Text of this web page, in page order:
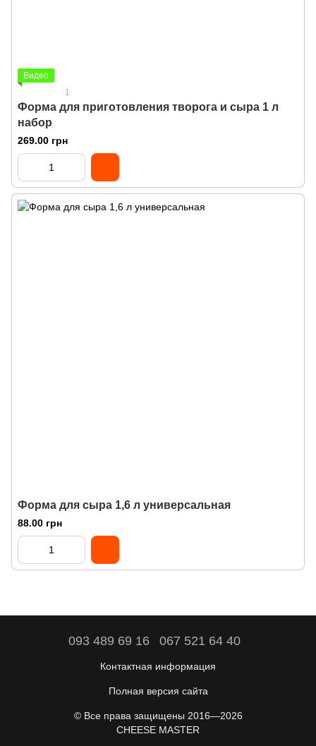
Видео
1
Форма для приготовления творога и сыра 1 л
набор
269.00 грн
Форма для сыра 1,6 л универсальная
88.00 грн
093 489 69 16 067 521 64 40
Контактная информация
Полная версия сайта
© Все права защищены 2016—2026
CHEESE MASTER